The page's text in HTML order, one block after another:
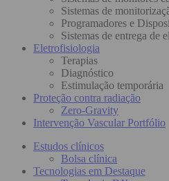
Sistemas de
Programadores e
Sistemas de entrega de
Eletrofisiologia
Terapias
Diagnóstico
Estimulação temporária
Proteção contra radiação
Zero-Gravity
Intervenção Vascular Portfólio
Estudos clínicos
Bolsa clínica
Tecnologias em Destaque